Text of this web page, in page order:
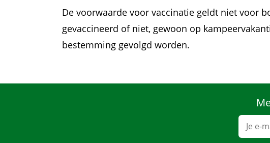
De voorwaarde voor vaccinatie geldt niet voor
gevaccineerd of niet, gewoon op
bestemming gevolgd worden.